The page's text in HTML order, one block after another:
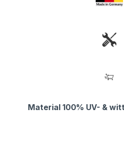
Material 100% UV- &